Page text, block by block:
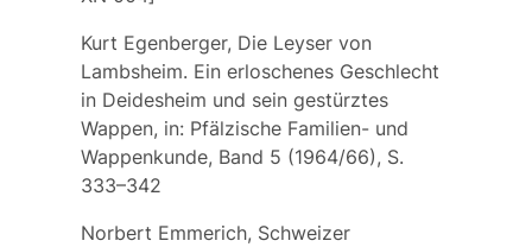
Kurt Egenberger, Die Leyser von
Lambsheim. Ein erloschenes Geschlecht
in Deidesheim und sein gestürztes
Wappen, in: Pfälzische Familien- und
Wappenkunde, Band 5 (1964/66), S.
333–342
Norbert Emmerich, Schweizer